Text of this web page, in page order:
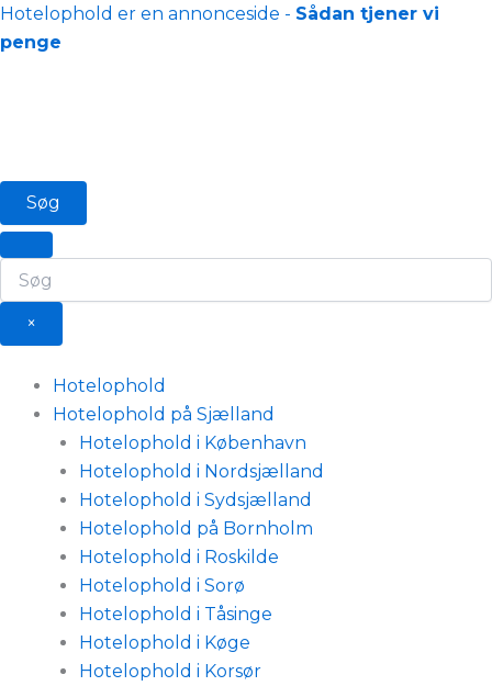
Gå
til
Hotelophold er en annonceside - Sådan tjener vi
penge
Søg
×
Hotelophold
Hotelophold på Sjælland
Hotelophold i København
Hotelophold i Nordsjælland
Hotelophold i Sydsjælland
Hotelophold på Bornholm
Hotelophold i Roskilde
Hotelophold i Sorø
Hotelophold i Tåsinge
Hotelophold i Køge
Hotelophold i Korsør